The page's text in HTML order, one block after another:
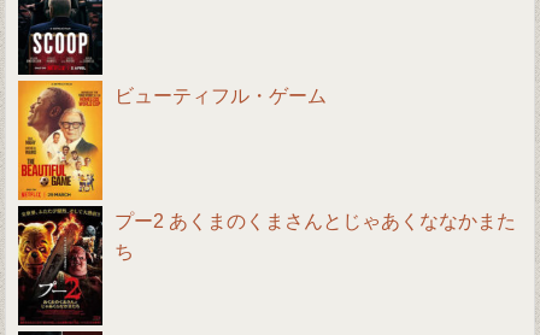
ビューティフル・ゲーム
プー2 あくまのくまさんとじゃあくななかまた
ち